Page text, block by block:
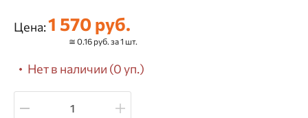
Нет в наличии (0 уп.)
Цена:1 570 руб.
≅ 0.16 руб. за 1 шт.